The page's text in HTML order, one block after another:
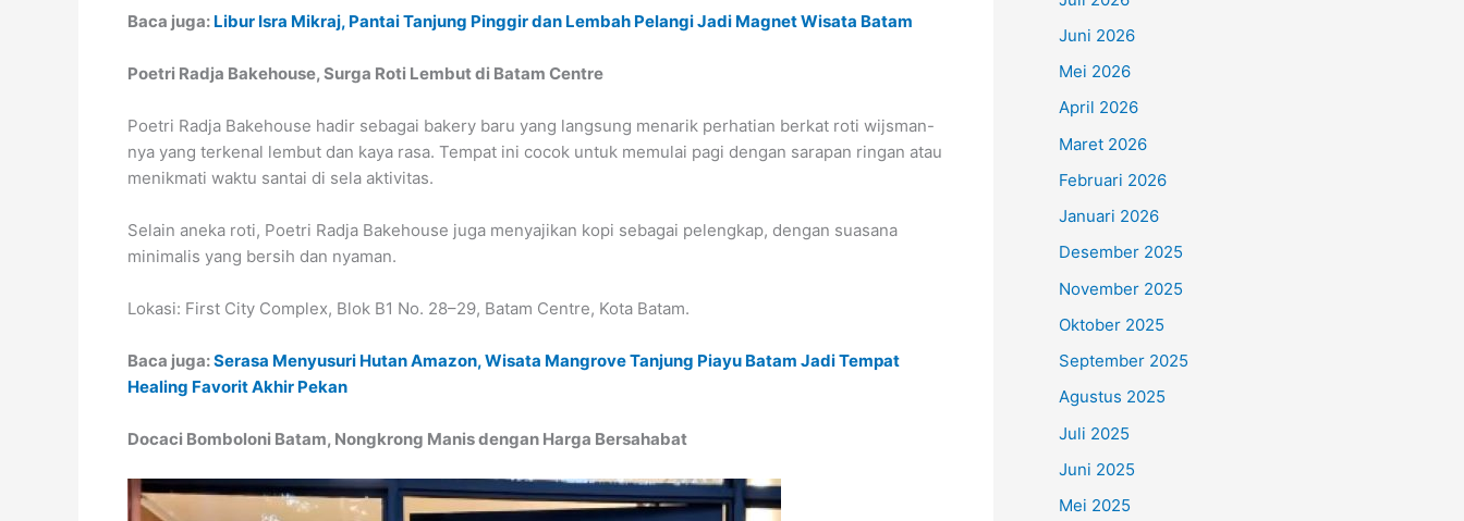
Baca juga: Libur Isra Mikraj, Pantai Tanjung Pinggir dan Lembah Pelangi Jadi Magnet Wisata Batam
Poetri Radja Bakehouse, Surga Roti Lembut di Batam Centre
Poetri Radja Bakehouse hadir sebagai bakery baru yang langsung menarik perhatian berkat roti wijsman-
nya yang terkenal lembut dan kaya rasa. Tempat ini cocok untuk memulai pagi dengan sarapan ringan atau
menikmati waktu santai di sela aktivitas.
Selain aneka roti, Poetri Radja Bakehouse juga menyajikan kopi sebagai pelengkap, dengan suasana
minimalis yang bersih dan nyaman.
Lokasi: First City Complex, Blok B1 No. 28–29, Batam Centre, Kota Batam.
Baca juga:Serasa Menyusuri Hutan Amazon, Wisata Mangrove Tanjung Piayu Batam Jadi Tempat
Healing Favorit Akhir Pekan
Docaci Bomboloni Batam, Nongkrong Manis dengan Harga Bersahabat
Juni 2026
Mei 2026
April 2026
Maret 2026
Februari 2026
Januari 2026
Desember 2025
November 2025
Oktober 2025
September 2025
Agustus 2025
Juli 2025
Juni 2025
Mei 2025